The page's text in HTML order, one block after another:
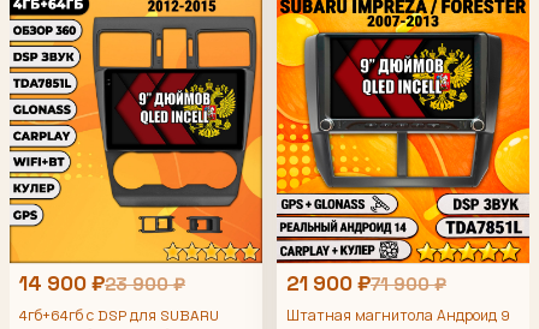
14 900 ₽23 900 ₽
4гб+64гб с DSP для SUBARU
21 900 ₽71 900 ₽
Штатная магнитола Андроид 9